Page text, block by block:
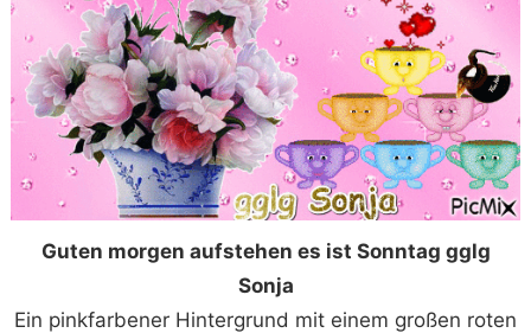
Guten morgen aufstehen es ist Sonntag gglg
Sonja
Ein pinkfarbener Hintergrund mit einem großen roten